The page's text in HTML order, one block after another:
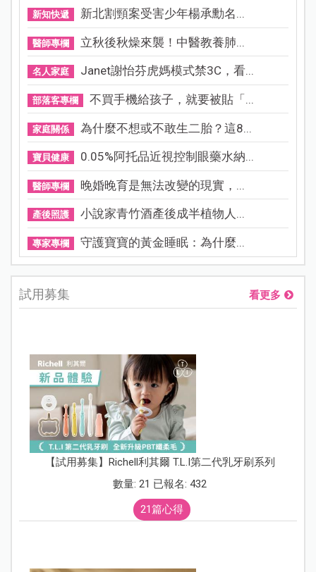
新知快遞 新北割頸案受害少年楊承勳名...
醫師專欄 立秋後秋燥來襲！中醫教養肺...
名人家庭 Janet謝怡芬虎媽模式禁3C，看...
部落客專欄 不買手機給孩子，就要被貼「...
家庭關係 為什麼不想或不敢生二胎？這8...
寶貝健康 0.05%阿托品近視控制眼藥水納...
醫師專欄 晚婚晚育是無法改變的現實，...
產後照護 小說家青竹酒產後成半植物人...
專家專欄 守護寶寶的黃金睡眠：為什麼...
試用募集 看更多
【試用募集】Richell利其爾 T.L.I第二代乳牙刷系列
數量: 21 已報名: 432
21篇心得